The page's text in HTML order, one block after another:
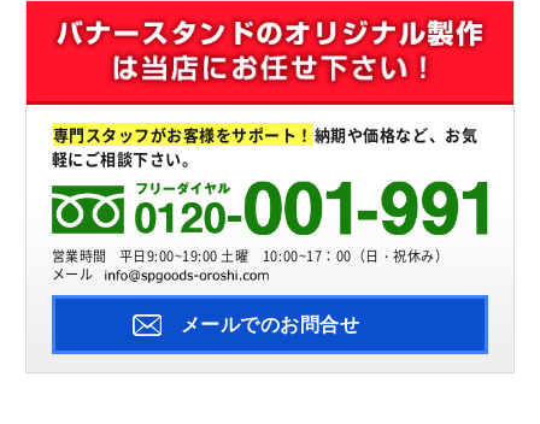
専門スタッフがお客様をサポート！ 納期や価格など、お気
軽にご相談下さい。
営業時間
平日9:00~19:00 土曜 10:00~17：00（日・祝休み）
メール
メールでのお問合せ